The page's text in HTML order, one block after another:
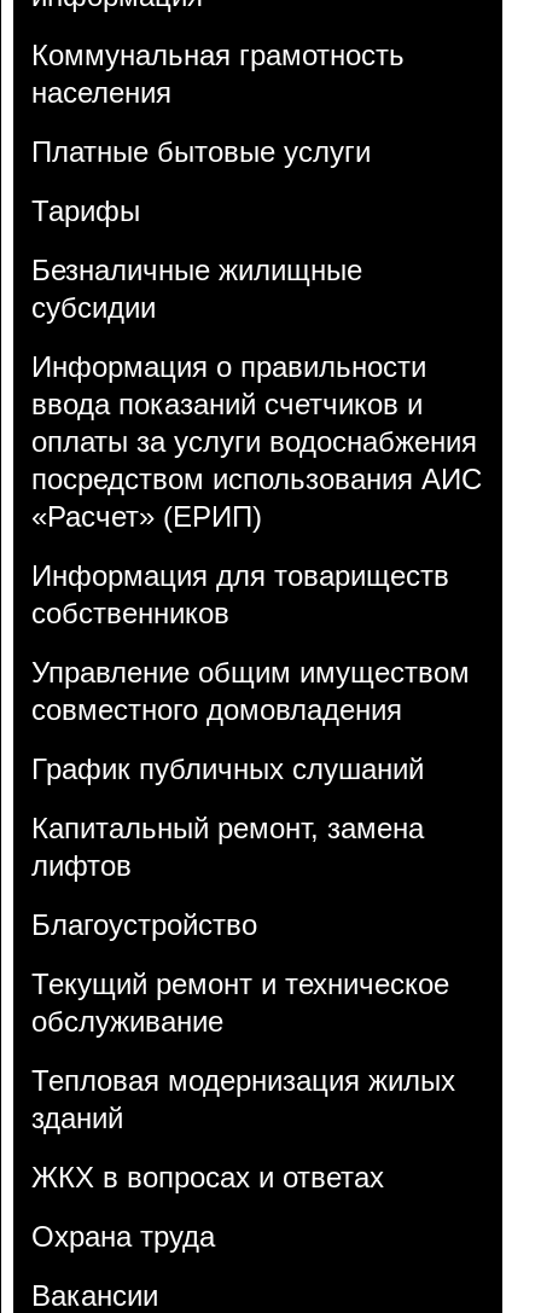
Коммунальная грамотность
населения
Платные бытовые услуги
Тарифы
Безналичные жилищные
субсидии
Информация о правильности
ввода показаний счетчиков и
оплаты за услуги водоснабжения
посредством использования АИС
«Расчет» (ЕРИП)
Информация для товариществ
собственников
Управление общим имуществом
совместного домовладения
График публичных слушаний
Капитальный ремонт, замена
лифтов
Благоустройство
Текущий ремонт и техническое
обслуживание
Тепловая модернизация жилых
зданий
ЖКХ в вопросах и ответах
Охрана труда
Вакансии